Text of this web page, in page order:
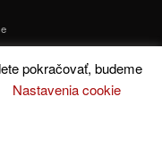
pokračovať, budeme
Nastavenia cookie